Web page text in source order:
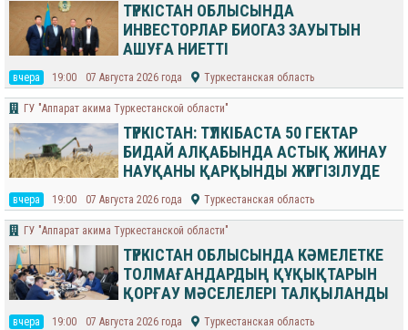
ТҮРКІСТАН ОБЛЫСЫНДА
ИНВЕСТОРЛАР БИОГАЗ ЗАУЫТЫН
АШУҒА НИЕТТІ
вчера 19:00 07 Августа 2026 года Туркестанская область
ГУ "Аппарат акима Туркестанской области"
ТҮРКІСТАН: ТҮЛКІБАСТА 50 ГЕКТАР
БИДАЙ АЛҚАБЫНДА АСТЫҚ ЖИНАУ
НАУҚАНЫ ҚАРҚЫНДЫ ЖҮРГІЗІЛУДЕ
вчера 19:00 07 Августа 2026 года Туркестанская область
ГУ "Аппарат акима Туркестанской области"
ТҮРКІСТАН ОБЛЫСЫНДА КӘМЕЛЕТКЕ
ТОЛМАҒАНДАРДЫҢ ҚҰҚЫҚТАРЫН
ҚОРҒАУ МӘСЕЛЕЛЕРІ ТАЛҚЫЛАНДЫ
вчера 19:00 07 Августа 2026 года Туркестанская область